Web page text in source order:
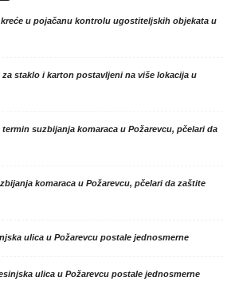
u pojačanu kontrolu ugostiteljskih objekata u
staklo i karton postavljeni na više lokacija u
suzbijanja komaraca u Požarevcu, pčelari da
komaraca u Požarevcu, pčelari da zaštite
ulica u Požarevcu postale jednosmerne
ulica u Požarevcu postale jednosmerne